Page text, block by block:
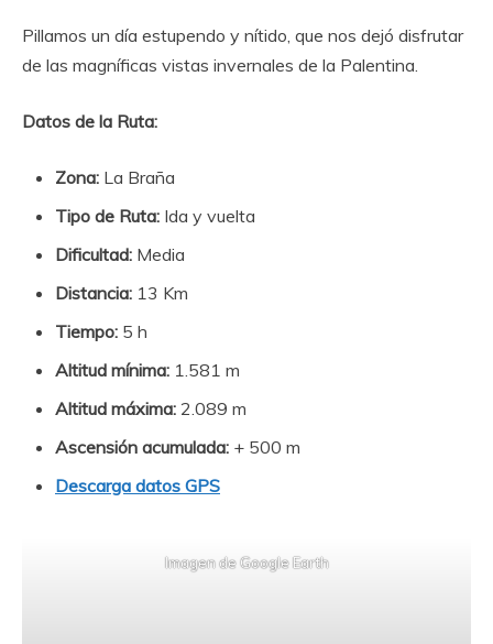
Pillamos un día estupendo y nítido, que nos dejó disfrutar
de las magníficas vistas invernales de la Palentina.
Datos de la Ruta:
Zona: La Braña
Tipo de Ruta: Ida y vuelta
Dificultad: Media
Distancia: 13 Km
Tiempo: 5 h
Altitud mínima: 1.581 m
Altitud máxima: 2.089 m
Ascensión acumulada: + 500 m
Descarga datos GPS
Imagen de Google Earth